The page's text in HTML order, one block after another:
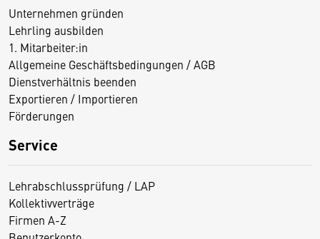
Unternehmen gründen
Lehrling ausbilden
1. Mitarbeiter:in
Allgemeine Geschäftsbedingungen / AGB
Dienstverhältnis beenden
Exportieren / Importieren
Förderungen
Service
Lehrabschlussprüfung / LAP
Kollektivverträge
Firmen A-Z